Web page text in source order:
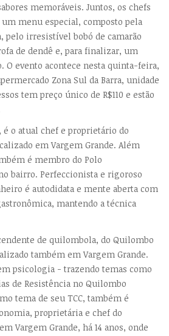
memoráveis. Juntos, os chefs
menu especial, composto pela
pelo irresistível bobó de camarão
de dendê e, para finalizar, um
O evento acontece nesta quinta-feira,
Zona Sul da Barra, unidade
tem preço único de R$110 e estão
é o atual chef e proprietário do
em Vargem Grande. Além
é membro do Polo
bairro. Perfeccionista e rigoroso
é autodidata e mente aberta com
mantendo a técnica
de quilombola, do Quilombo
também em Vargem Grande.
psicologia - trazendo temas como
de Resistência no Quilombo
tema de seu TCC, também é
proprietária e chef do
Vargem Grande, há 14 anos, onde